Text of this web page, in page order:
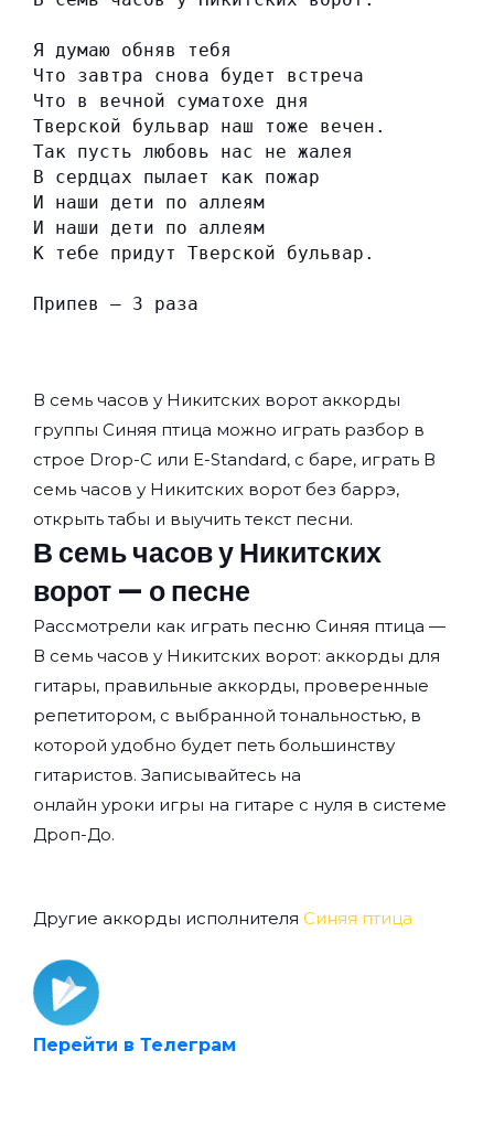
Я думаю обняв тебя
Что завтра снова будет встреча
Что в вечной суматохе дня
Тверской бульвар наш тоже вечен.
Так пусть любовь нас не жалея
В сердцах пылает как пожар
И наши дети по аллеям
И наши дети по аллеям
К тебе придут Тверской бульвар.
Припев — 3 раза
В семь часов у Никитских ворот аккорды
группы Синяя птица можно играть разбор в
строе Drop-C или E-Standard, с баре, играть В
семь часов у Никитских ворот без баррэ,
открыть табы и выучить текст песни.
В семь часов у Никитских
ворот — о песне
Рассмотрели как играть песню Синяя птица —
В семь часов у Никитских ворот: аккорды для
гитары, правильные аккорды, проверенные
репетитором, с выбранной тональностью, в
которой удобно будет петь большинству
гитаристов. Записывайтесь на
онлайн уроки игры на гитаре с нуля в системе
Дроп-До.
Другие аккорды исполнителя Синяя птица
Перейти в Телеграм